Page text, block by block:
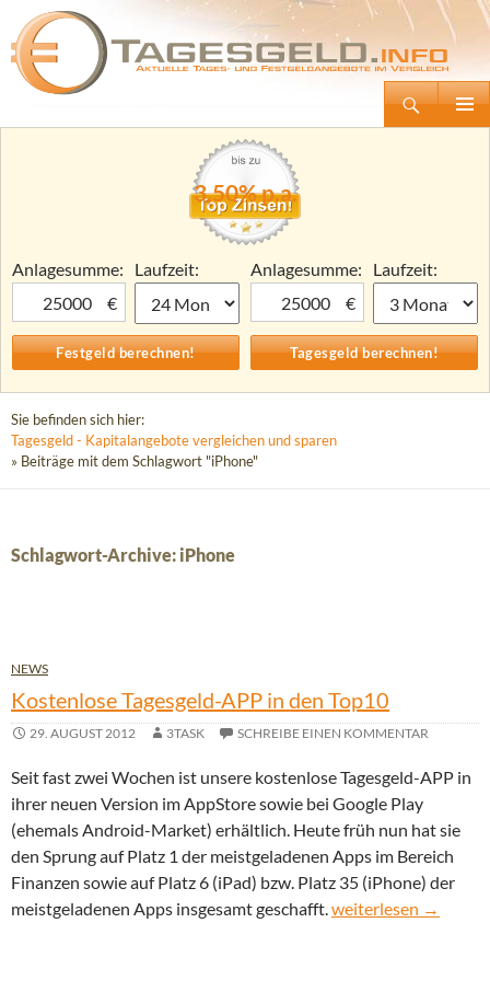
Tagesgeld.info – Tagesgeldkonten vergleichen und Tagesgeld-Zinsen berechnen
Zum
3,50% p.a.
Anlagesumme:
€
Laufzeit:
Anlagesumme:
€
Laufzeit:
Sie befinden sich hier:
Tagesgeld - Kapitalangebote vergleichen und sparen
» Beiträge mit dem Schlagwort "iPhone"
Schlagwort-Archive: iPhone
NEWS
Kostenlose Tagesgeld-APP in den Top10
29. AUGUST 2012 3TASK SCHREIBE EINEN KOMMENTAR
Seit fast zwei Wochen ist unsere kostenlose Tagesgeld-APP in
ihrer neuen Version im AppStore sowie bei Google Play
(ehemals Android-Market) erhältlich. Heute früh nun hat sie
den Sprung auf Platz 1 der meistgeladenen Apps im Bereich
Finanzen sowie auf Platz 6 (iPad) bzw. Platz 35 (iPhone) der
meistgeladenen Apps insgesamt geschafft.Kostenlose
weiterlesen →